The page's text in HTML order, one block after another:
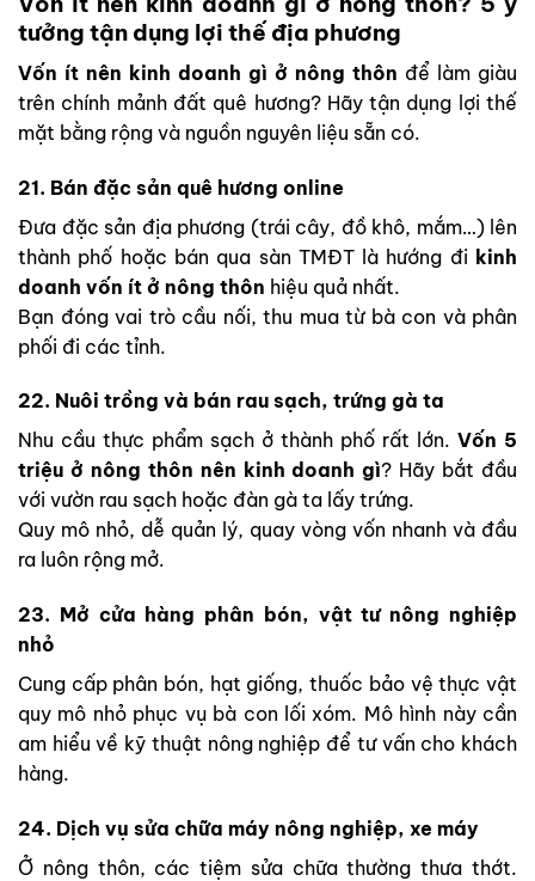
tưởng tận dụng lợi thế địa phương
Vốn ít nên kinh doanh gì ở nông thôn để làm giàu
trên chính mảnh đất quê hương? Hãy tận dụng lợi thế
mặt bằng rộng và nguồn nguyên liệu sẵn có.
21. Bán đặc sản quê hương online
Đưa đặc sản địa phương (trái cây, đồ khô, mắm…) lên
thành phố hoặc bán qua sàn TMĐT là hướng đi kinh
doanh vốn ít ở nông thôn hiệu quả nhất.
Bạn đóng vai trò cầu nối, thu mua từ bà con và phân
phối đi các tỉnh.
22. Nuôi trồng và bán rau sạch, trứng gà ta
Nhu cầu thực phẩm sạch ở thành phố rất lớn. Vốn 5
triệu ở nông thôn nên kinh doanh gì? Hãy bắt đầu
với vườn rau sạch hoặc đàn gà ta lấy trứng.
Quy mô nhỏ, dễ quản lý, quay vòng vốn nhanh và đầu
ra luôn rộng mở.
23. Mở cửa hàng phân bón, vật tư nông nghiệp
nhỏ
Cung cấp phân bón, hạt giống, thuốc bảo vệ thực vật
quy mô nhỏ phục vụ bà con lối xóm. Mô hình này cần
am hiểu về kỹ thuật nông nghiệp để tư vấn cho khách
hàng.
24. Dịch vụ sửa chữa máy nông nghiệp, xe máy
Ở nông thôn, các tiệm sửa chữa thường thưa thớt.